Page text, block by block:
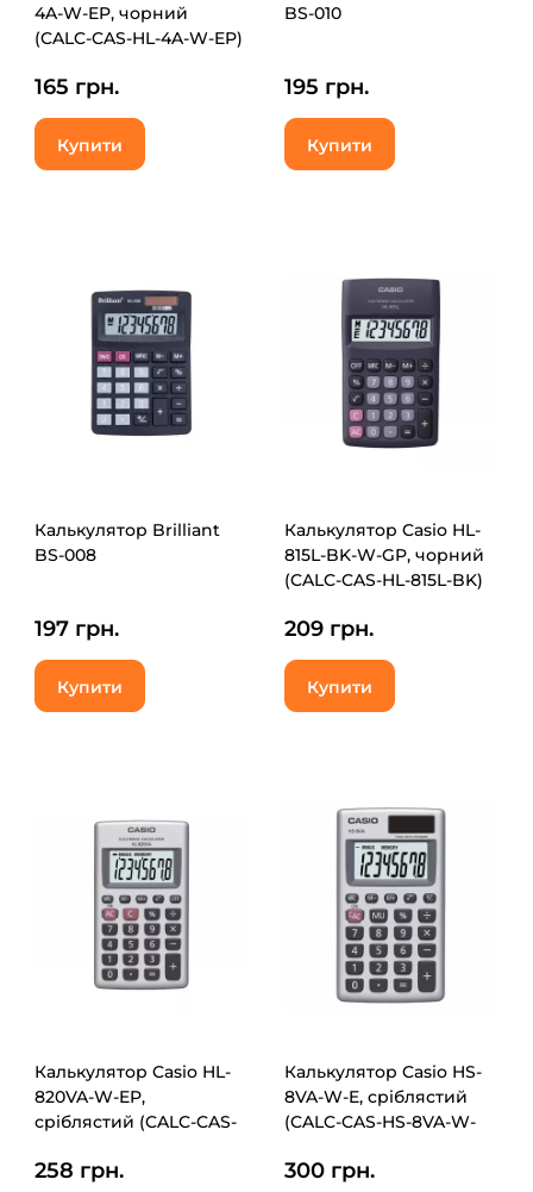
4A-W-EP, чорний
(CALC-CAS-HL-4A-W-EP)
165 грн.
Купити
BS-010
195 грн.
Купити
Калькулятор Brilliant
BS-008
197 грн.
Купити
Калькулятор Casio HL-
815L-BK-W-GP, чорний
(CALC-CAS-HL-815L-BK)
209 грн.
Купити
Калькулятор Casio HL-
820VA-W-EP,
сріблястий (CALC-CAS-
258 грн.
Калькулятор Casio HS-
8VA-W-E, сріблястий
(CALC-CAS-HS-8VA-W-
300 грн.